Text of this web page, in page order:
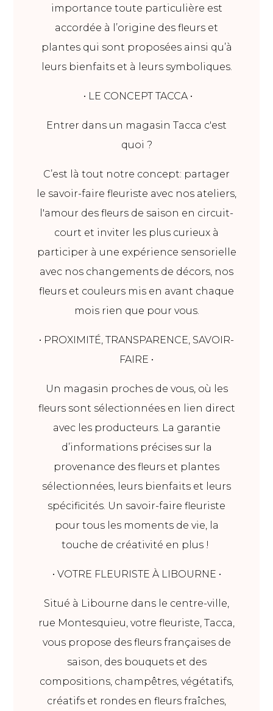
importance toute particulière est
accordée à l’origine des fleurs et
plantes qui sont proposées ainsi qu’à
leurs bienfaits et à leurs symboliques.
• LE CONCEPT TACCA •
Entrer dans un magasin Tacca c'est
quoi ?
C’est là tout notre concept: partager
le savoir-faire fleuriste avec nos ateliers,
l'amour des fleurs de saison en circuit-
court et inviter les plus curieux à
participer à une expérience sensorielle
avec nos changements de décors, nos
fleurs et couleurs mis en avant chaque
mois rien que pour vous.
• PROXIMITÉ, TRANSPARENCE, SAVOIR-
FAIRE •
Un magasin proches de vous, où les
fleurs sont sélectionnées en lien direct
avec les producteurs. La garantie
d’informations précises sur la
provenance des fleurs et plantes
sélectionnées, leurs bienfaits et leurs
spécificités. Un savoir-faire fleuriste
pour tous les moments de vie, la
touche de créativité en plus !
• VOTRE FLEURISTE À LIBOURNE •
Situé à Libourne dans le centre-ville,
rue Montesquieu, votre fleuriste, Tacca,
vous propose des fleurs françaises de
saison, des bouquets et des
compositions, champêtres, végétatifs,
créatifs et rondes en fleurs fraîches,